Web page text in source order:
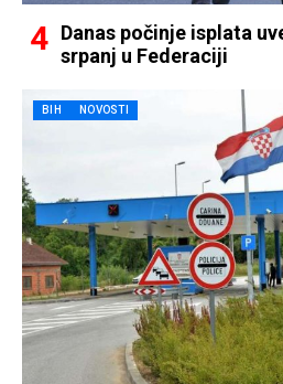
Danas počinje isplata
srpanj u Federaciji
BIH NOVOSTI